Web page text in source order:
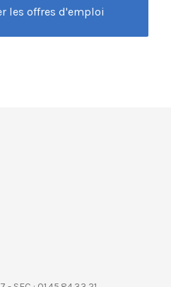
les offres d'emploi